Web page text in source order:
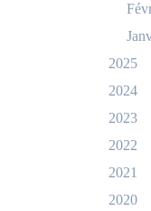
2025
2024
2023
2022
2021
2020